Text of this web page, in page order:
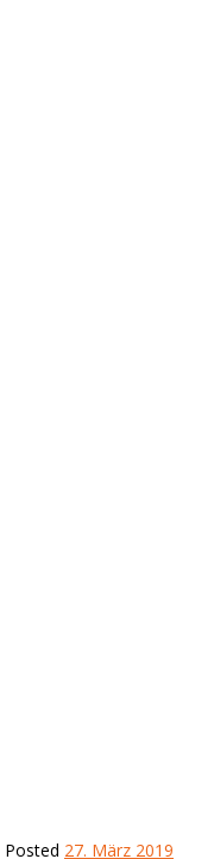
Posted 27. März 2019